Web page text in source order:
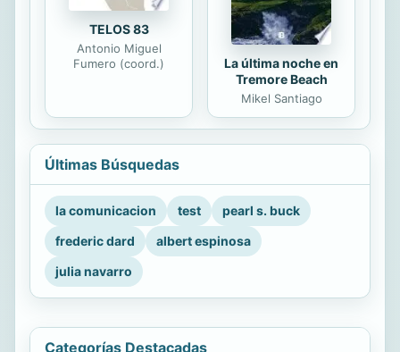
TELOS 83
Antonio Miguel
Fumero (coord.)
La última noche en
Tremore Beach
Mikel Santiago
Últimas Búsquedas
la comunicacion test
pearl s. buck
frederic dard
albert espinosa
julia navarro
Categorías Destacadas